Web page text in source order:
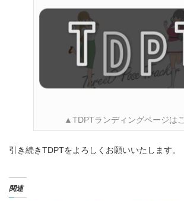
▲TDPTランディングページは
引き続きTDPTをよろしくお願いいたします。
関連